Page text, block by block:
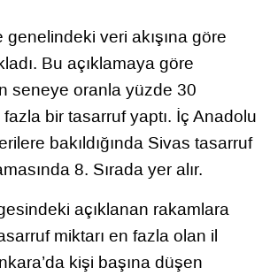
veri akışına göre
Bu açıklamaya göre
seneye oranla yüzde 30
bir tasarruf yaptı. İç Anadolu
bakıldığında Sivas tasarruf
8. Sırada yer alır.
açıklanan rakamlara
miktarı en fazla olan il
kişi başına düşen